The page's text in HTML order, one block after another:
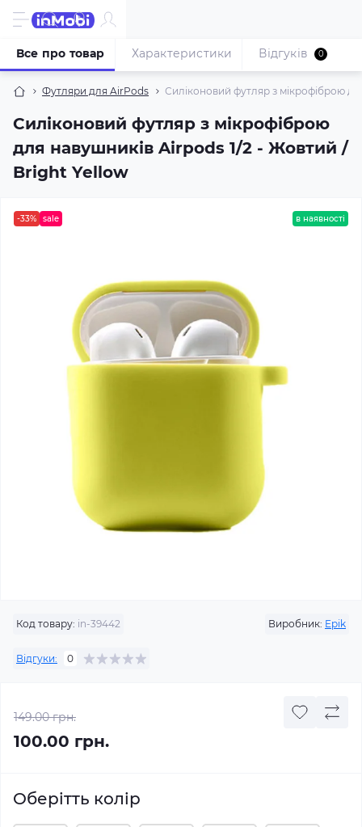
Футляри для AirPods Силіконовий футляр з мікрофіброю
Силіконовий футляр з мікрофіброю
для навушників Airpods 1/2 - Жовтий /
Bright Yellow
Все про товар Характеристики Відгуків 0
-33% sale в наявності
Код товару: in-39442 Виробник: Epik
Відгуки: 0
149.00 грн.
100.00 грн.
Оберітть колір